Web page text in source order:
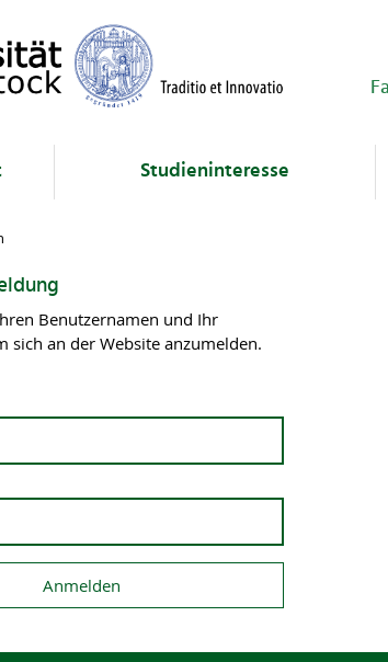
Studieninteresse
Benutzernamen und Ihr
sich an der Website anzumelden.